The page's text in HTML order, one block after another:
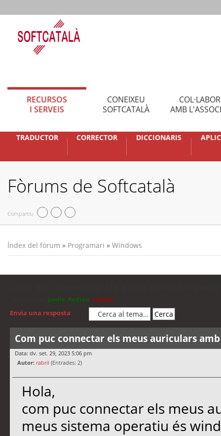
RECURSOS
I SERVEIS
CONEIXEU
SOFTCATALÀ
AMB
TRADUCTOR CORRECTOR DICCIONARIS
Fòrums de Softcatalà
Compartiu
Índex del fòrum » Programari » Windows
jordis Andreu cubells
Envia una resposta
Com puc connectar els meus auriculars
Data: dv. set. 29, 2023 5:06 pm
Autor: rabril (Entrades: 2)
Hola,
com puc connectar els meus
meus sistema operatiu és